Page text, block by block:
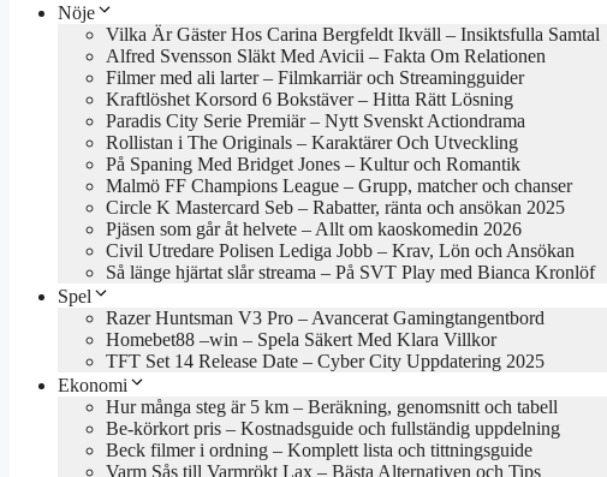
Nöje
Vilka Är Gäster Hos Carina Bergfeldt Ikväll – Insiktsfulla Samtal
Alfred Svensson Släkt Med Avicii – Fakta Om Relationen
Filmer med ali larter – Filmkarriär och Streamingguider
Kraftlöshet Korsord 6 Bokstäver – Hitta Rätt Lösning
Paradis City Serie Premiär – Nytt Svenskt Actiondrama
Rollistan i The Originals – Karaktärer Och Utveckling
På Spaning Med Bridget Jones – Kultur och Romantik
Malmö FF Champions League – Grupp, matcher och chanser
Circle K Mastercard Seb – Rabatter, ränta och ansökan 2025
Pjäsen som går åt helvete – Allt om kaoskomedin 2026
Civil Utredare Polisen Lediga Jobb – Krav, Lön och Ansökan
Så länge hjärtat slår streama – På SVT Play med Bianca Kronlöf
Spel
Razer Huntsman V3 Pro – Avancerat Gamingtangentbord
Homebet88 –win – Spela Säkert Med Klara Villkor
TFT Set 14 Release Date – Cyber City Uppdatering 2025
Ekonomi
Hur många steg är 5 km – Beräkning, genomsnitt och tabell
Be-körkort pris – Kostnadsguide och fullständig uppdelning
Beck filmer i ordning – Komplett lista och tittningsguide
Varm Sås till Varmrökt Lax – Bästa Alternativen och Tips